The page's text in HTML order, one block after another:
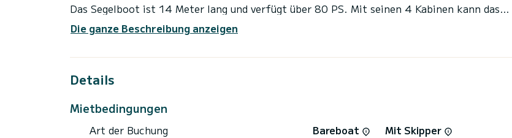
Das Segelboot ist 14 Meter lang und verfügt über 80 PS. Mit seinen 4 Kabinen kann das
ist unter anderem mit folgender Ausrüstung ausgestattet: Autopilot, Außenbordmotor,
Buchungsanfragen und unverbindliche Preisanfragen werden direkt von SamBoat bearbeitet.
Die ganze Beschreibung anzeigen
Details
Mietbedingungen
Art der Buchung Bareboat
Mit Skipper